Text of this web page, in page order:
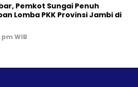
Pemkot Sungai Penuh
Lomba PKK Provinsi Jambi di
WIB